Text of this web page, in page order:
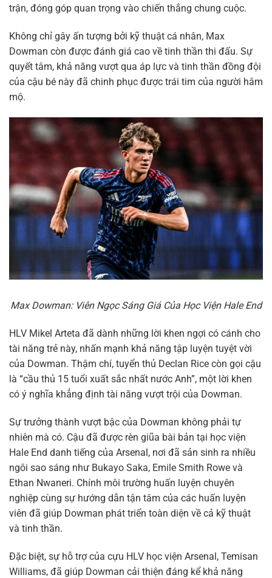
trận, đóng góp quan trọng vào chiến thắng chung cuộc.
Không chỉ gây ấn tượng bởi kỹ thuật cá nhân, Max
Dowman còn được đánh giá cao về tinh thần thi đấu. Sự
quyết tâm, khả năng vượt qua áp lực và tinh thần đồng đội
của cậu bé này đã chinh phục được trái tim của người hâm
mộ.
Max Dowman: Viên Ngọc Sáng Giá Của Học Viện Hale End
HLV Mikel Arteta đã dành những lời khen ngợi có cánh cho
tài năng trẻ này, nhấn mạnh khả năng tập luyện tuyệt vời
của Dowman. Thậm chí, tuyển thủ Declan Rice còn gọi cậu
là “cầu thủ 15 tuổi xuất sắc nhất nước Anh”, một lời khen
có ý nghĩa khẳng định tài năng vượt trội của Dowman.
Sự trưởng thành vượt bậc của Dowman không phải tự
nhiên mà có. Cậu đã được rèn giũa bài bản tại học viện
Hale End danh tiếng của Arsenal, nơi đã sản sinh ra nhiều
ngôi sao sáng như Bukayo Saka, Emile Smith Rowe và
Ethan Nwaneri. Chính môi trường huấn luyện chuyên
nghiệp cùng sự hướng dẫn tận tâm của các huấn luyện
viên đã giúp Dowman phát triển toàn diện về cả kỹ thuật
và tinh thần.
Đặc biệt, sự hỗ trợ của cựu HLV học viện Arsenal, Temisan
Williams, đã giúp Dowman cải thiện đáng kể khả năng